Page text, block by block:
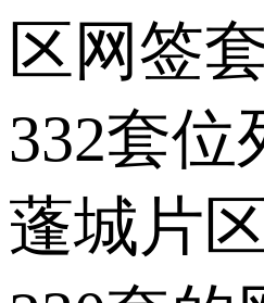
区网签
332套位
蓬城片